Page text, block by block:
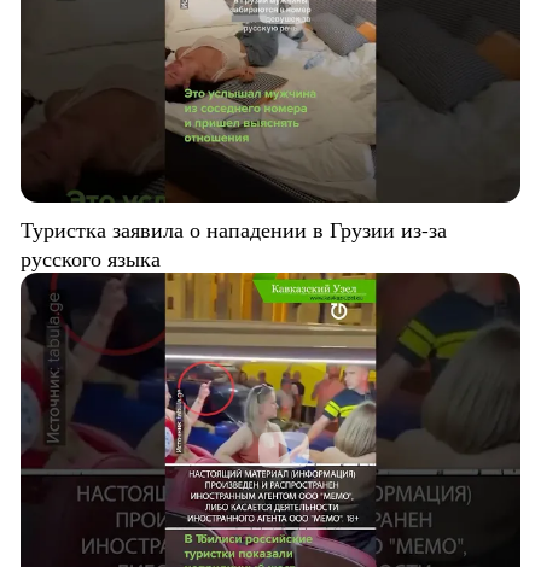
Туристка заявила о нападении в Грузии из-за
русского языка